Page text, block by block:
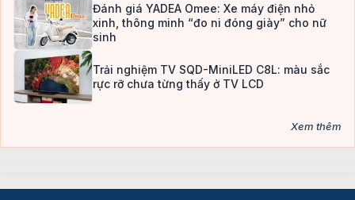
Đánh giá YADEA Omee: Xe máy điện nhỏ
xinh, thông minh “đo ni đóng giày” cho nữ
sinh
Trải nghiệm TV SQD-MiniLED C8L: màu sắc
rực rỡ chưa từng thấy ở TV LCD
Xem thêm